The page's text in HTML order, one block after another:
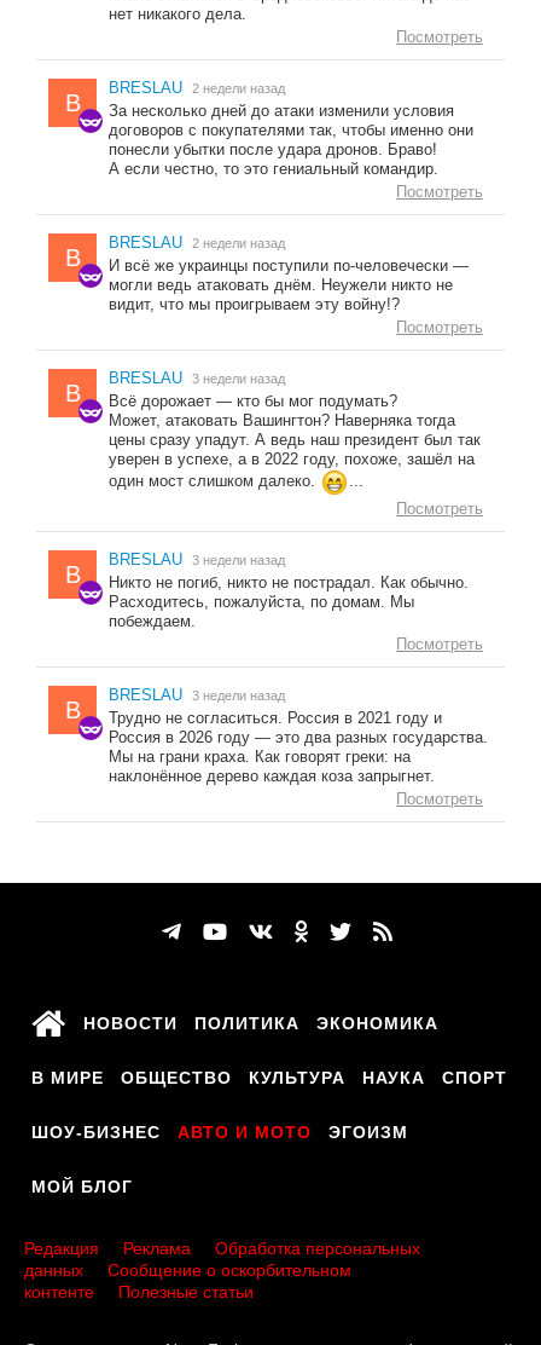
нет никакого дела.
Посмотреть
B
BRESLAU 2 недели назад
За несколько дней до атаки изменили условия
договоров с покупателями так, чтобы именно они
понесли убытки после удара дронов. Браво!
А если честно, то это гениальный командир.
Посмотреть
B
BRESLAU 2 недели назад
И всё же украинцы поступили по-человечески —
могли ведь атаковать днём. Неужели никто не
видит, что мы проигрываем эту войну!?
Посмотреть
B
BRESLAU 3 недели назад
Всё дорожает — кто бы мог подумать?
Может, атаковать Вашингтон? Наверняка тогда
цены сразу упадут. А ведь наш президент был так
уверен в успехе, а в 2022 году, похоже, зашёл на
один мост слишком далеко.
...
Посмотреть
B
BRESLAU 3 недели назад
Никто не погиб, никто не пострадал. Как обычно.
Расходитесь, пожалуйста, по домам. Мы
побеждаем.
Посмотреть
B
BRESLAU 3 недели назад
Трудно не согласиться. Россия в 2021 году и
Россия в 2026 году — это два разных государства.
Мы на грани краха. Как говорят греки: на
наклонённое дерево каждая коза запрыгнет.
Посмотреть
НОВОСТИ ПОЛИТИКА ЭКОНОМИКА
В МИРЕ ОБЩЕСТВО КУЛЬТУРА НАУКА СПОРТ
ШОУ-БИЗНЕС АВТО И МОТО ЭГОИЗМ
МОЙ БЛОГ
Редакция Реклама
Обработка персональных
данных
Сообщение о оскорбительном
контенте
Полезные статьи